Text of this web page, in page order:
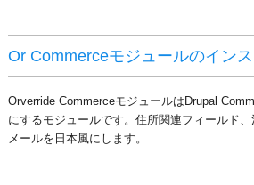
Or Commerceモジュールのイン
Orverride CommerceモジュールはDrupal
にするモジュールです。住所関連フィールド
メールを日本風にします。